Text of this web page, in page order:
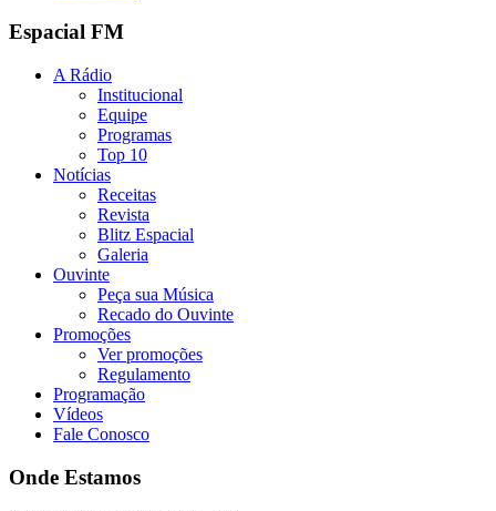
Espacial FM
A Rádio
Institucional
Equipe
Programas
Top 10
Notícias
Receitas
Revista
Blitz Espacial
Galeria
Ouvinte
Peça sua Música
Recado do Ouvinte
Promoções
Ver promoções
Regulamento
Programação
Vídeos
Fale Conosco
Onde Estamos